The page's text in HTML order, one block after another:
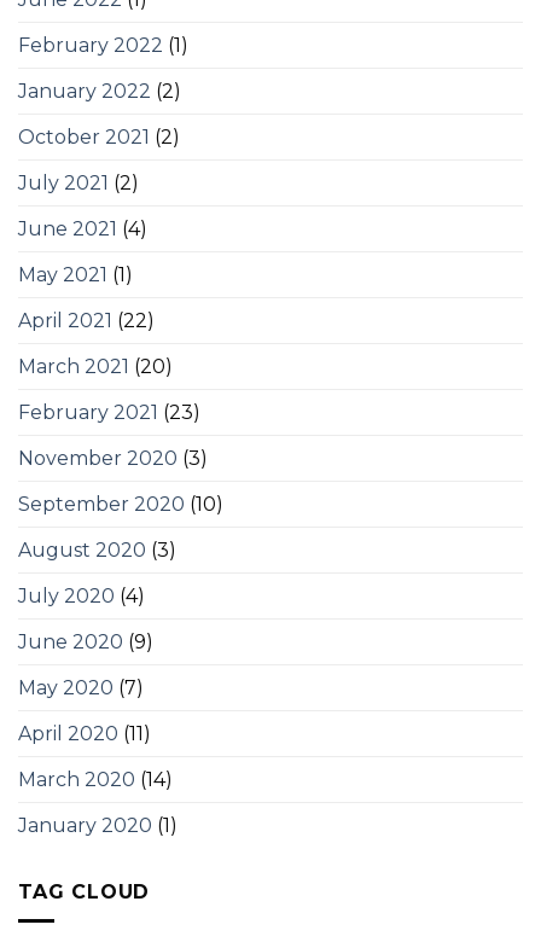
February 2022 (1)
January 2022 (2)
October 2021 (2)
July 2021 (2)
June 2021 (4)
May 2021 (1)
April 2021 (22)
March 2021 (20)
February 2021 (23)
November 2020 (3)
September 2020 (10)
August 2020 (3)
July 2020 (4)
June 2020 (9)
May 2020 (7)
April 2020 (11)
March 2020 (14)
January 2020 (1)
TAG CLOUD